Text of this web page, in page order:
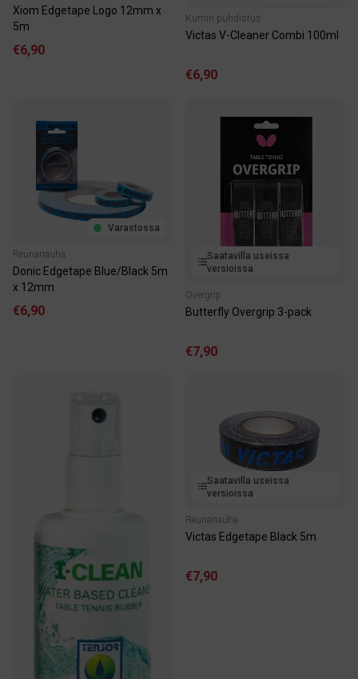
Xiom Edgetape Logo 12mm x
5m
€6,90
Kumin puhdistus
Victas V-Cleaner Combi 100ml
€6,90
Varastossa
Reunanauha
Donic Edgetape Blue/Black 5m
x 12mm
€6,90
Saatavilla useissa
versioissa
Overgrip
Butterfly Overgrip 3-pack
€7,90
Saatavilla useissa
versioissa
Reunanauha
Victas Edgetape Black 5m
€7,90